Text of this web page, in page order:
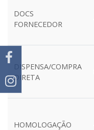
DOCS
FORNECEDOR
DISPENSA/COMPRA
DIRETA
HOMOLOGAÇÃO